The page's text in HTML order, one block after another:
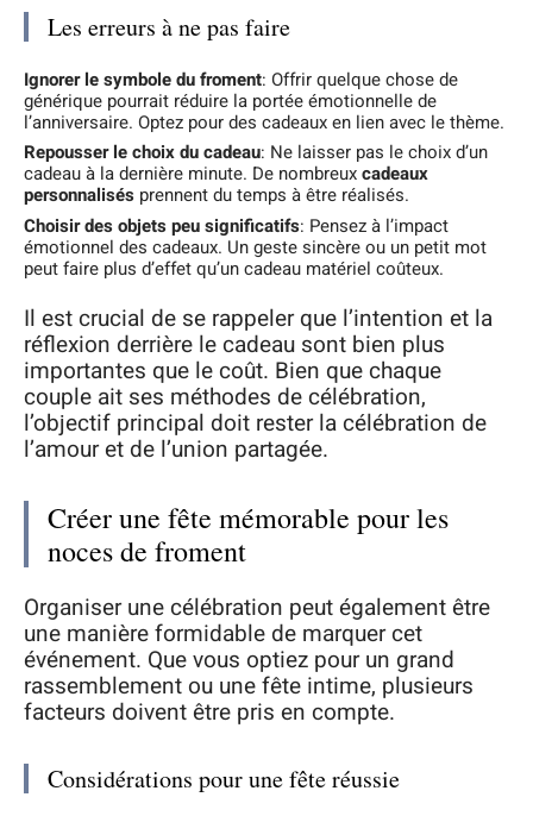
Les erreurs à ne pas faire
Ignorer le symbole du froment: Offrir quelque chose de
générique pourrait réduire la portée émotionnelle de
l’anniversaire. Optez pour des cadeaux en lien avec le thème.
Repousser le choix du cadeau: Ne laisser pas le choix d’un
cadeau à la dernière minute. De nombreuxcadeaux
personnalisés prennent du temps à être réalisés.
Choisir des objets peu significatifs: Pensez à l’impact
émotionnel des cadeaux. Un geste sincère ou un petit mot
peut faire plus d’effet qu’un cadeau matériel coûteux.
Il est crucial de se rappeler que l’intention et la
réflexion derrière le cadeau sont bien plus
importantes que le coût. Bien que chaque
couple ait ses méthodes de célébration,
l’objectif principal doit rester la célébration de
l’amour et de l’union partagée.
Créer une fête mémorable pour les
noces de froment
Organiser une célébration peut également être
une manière formidable de marquer cet
événement. Que vous optiez pour un grand
rassemblement ou une fête intime, plusieurs
facteurs doivent être pris en compte.
Considérations pour une fête réussie